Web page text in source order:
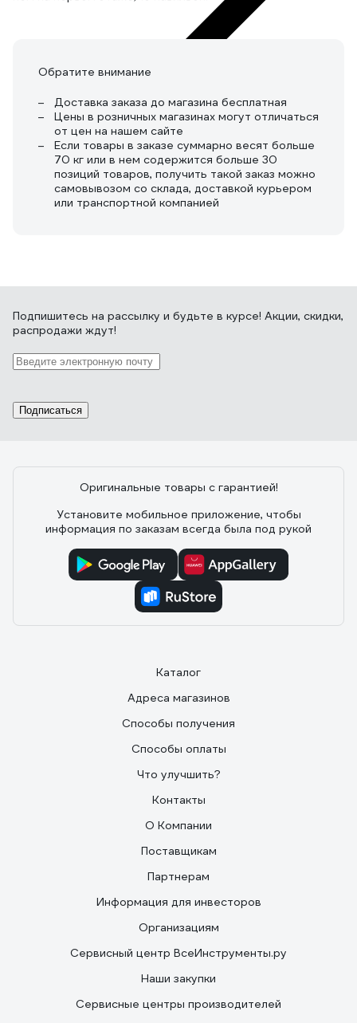
Обратите внимание
Доставка заказа до магазина бесплатная
Цены в розничных магазинах могут отличаться
от цен на нашем сайте
Если товары в заказе суммарно весят больше
70 кг или в нем содержится больше 30
позиций товаров, получить такой заказ можно
самовывозом со склада, доставкой курьером
или транспортной компанией
Подпишитесь на рассылку и будьте в курсе! Акции, скидки,
распродажи ждут!
Подписаться
Оригинальные товары с гарантией!
Установите мобильное приложение, чтобы
информация по заказам всегда была под рукой
Каталог
Адреса магазинов
Способы получения
Способы оплаты
Что улучшить?
Контакты
О Компании
Поставщикам
Партнерам
Информация для инвесторов
Организациям
Сервисный центр ВсеИнструменты.ру
Наши закупки
Сервисные центры производителей